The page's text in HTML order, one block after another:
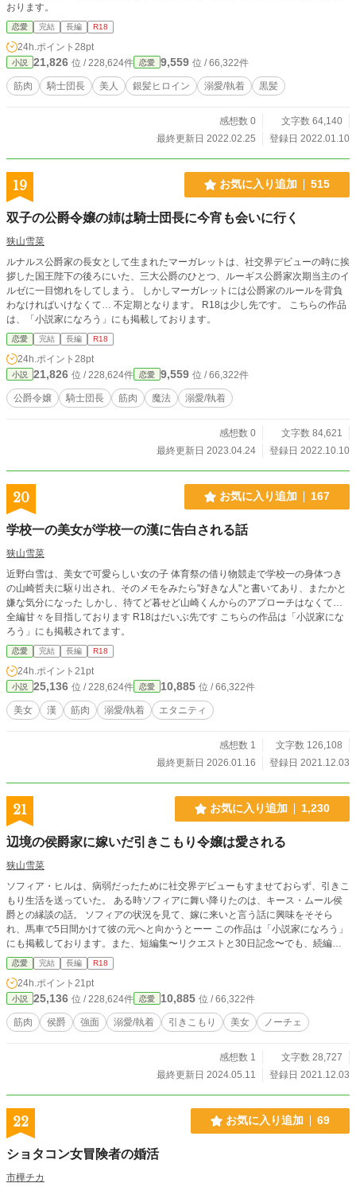
おります。
恋愛 完結 長編 R18
24h.ポイント 28pt
小説 21,826 位 / 228,624件 恋愛 9,559 位 / 66,322件
筋肉 騎士団長 美人 銀髪ヒロイン 溺愛/執着 黒髪
感想数 0
文字数 64,140
最終更新日 2022.02.25
登録日 2022.01.10
19 お気に入り追加 515
双子の公爵令嬢の姉は騎士団長に今宵も会いに行く
狭山雪菜
ルナルス公爵家の長女として生まれたマーガレットは、社交界デビューの時に挨
拶した国王陛下の後ろにいた、三大公爵のひとつ、ルーギス公爵家次期当主のイ
ルゼに一目惚れをしてしまう。 しかしマーガレットには公爵家のルールを背負
わなければいけなくて… 不定期となります。 R18は少し先です。 こちらの作品
は、「小説家になろう」にも掲載しております。
恋愛 完結 長編 R18
24h.ポイント 28pt
小説 21,826 位 / 228,624件 恋愛 9,559 位 / 66,322件
公爵令嬢 騎士団長 筋肉 魔法 溺愛/執着
感想数 0
文字数 84,621
最終更新日 2023.04.24
登録日 2022.10.10
20 お気に入り追加 167
学校一の美女が学校一の漢に告白される話
狭山雪菜
近野白雪は、美女で可愛らしい女の子 体育祭の借り物競走で学校一の身体つき
の山崎哲夫に駆り出され、そのメモをみたら"好きな人"と書いてあり、またかと
嫌な気分になった しかし、待てど暮せど山崎くんからのアプローチはなくて…
全編甘々を目指しております R18はだいぶ先です こちらの作品は「小説家にな
ろう」にも掲載されてます。
恋愛 完結 長編 R18
24h.ポイント 21pt
小説 25,136 位 / 228,624件 恋愛 10,885 位 / 66,322件
美女 漢 筋肉 溺愛/執着 エタニティ
感想数 1
文字数 126,108
最終更新日 2026.01.16
登録日 2021.12.03
21 お気に入り追加 1,230
辺境の侯爵家に嫁いだ引きこもり令嬢は愛される
狭山雪菜
ソフィア・ヒルは、病弱だったために社交界デビューもすませておらず、引きこ
もり生活を送っていた。 ある時ソフィアに舞い降りたのは、キース・ムール侯
爵との縁談の話。 ソフィアの状況を見て、嫁に来いと言う話に興味をそそら
れ、馬車で5日間かけて彼の元へと向かうとーー この作品は「小説家になろう」
にも掲載しております。また、短編集〜リクエストと30日記念〜でも、続編を
収録してます。
恋愛 完結 長編 R18
24h.ポイント 21pt
小説 25,136 位 / 228,624件 恋愛 10,885 位 / 66,322件
筋肉 侯爵 強面 溺愛/執着 引きこもり 美女 ノーチェ
感想数 1
文字数 28,727
最終更新日 2024.05.11
登録日 2021.12.03
22 お気に入り追加 69
ショタコン女冒険者の婚活
市樺チカ